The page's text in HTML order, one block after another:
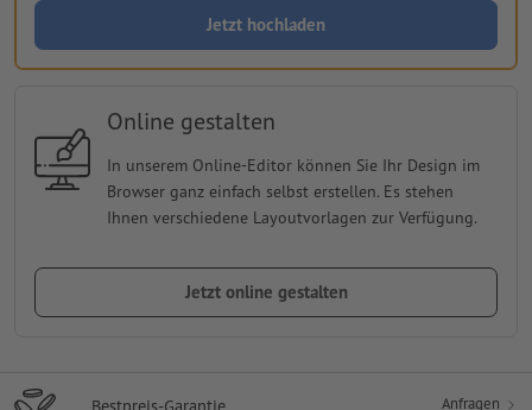
Jetzt hochladen
Online gestalten
In unserem Online-Editor können Sie Ihr Design im
Browser ganz einfach selbst erstellen. Es stehen
Ihnen verschiedene Layoutvorlagen zur Verfügung.
Jetzt online gestalten
Anfragen